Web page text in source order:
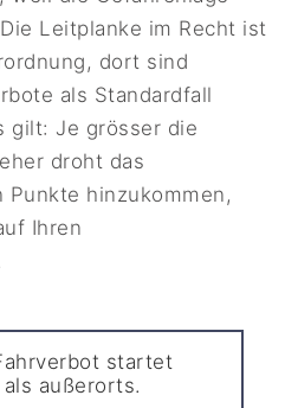
Leitplanke im Recht ist
dort sind
als Standardfall
gilt: Je grösser die
droht das
Punkte hinzukommen,
Ihren
startet
außerorts.